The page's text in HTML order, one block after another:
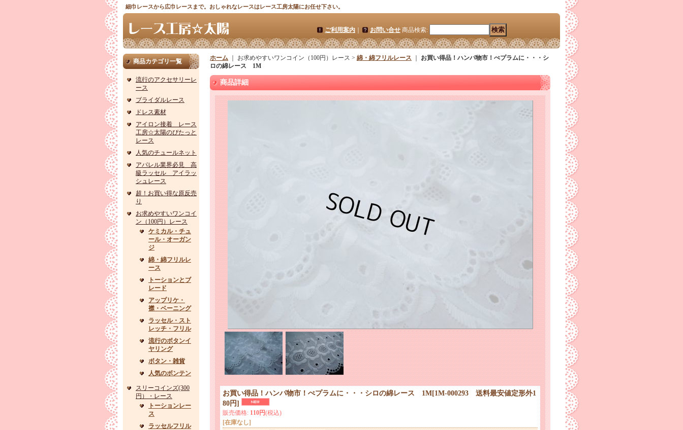
細巾レースから広巾レースまで。おしゃれなレースはレース工房太陽にお任せ下さい。
ご利用案内 お問い合せ 商品検索:
商品カテゴリ一覧
流行のアクセサリーレ
ース
ブライダルレース
ドレス素材
アイロン接着 レース
工房☆太陽のぴたっと
レース
人気のチュールネット
アパレル業界必見 高
級ラッセル アイラッ
シュレース
超！お買い得な原反売
り
お求めやすいワンコイ
ン（100円）レース
ケミカル・チュ
ール・オーガン
ジ
綿・綿フリルレ
ース
トーションとブ
レード
アップリケ・
襟・ベーニング
ラッセル・スト
レッチ・フリル
流行のボタンイ
ヤリング
ボタン・雑貨
人気のボンテン
スリーコインズ(300
円）・レース
トーションレー
ス
ラッセルフリル
ホーム ｜ お求めやすいワンコイン（100円）レース > 綿・綿フリルレース
お買い得品！ハンパ物市！ぺプラムに・・・シ
ロの綿レース 1M
商品詳細
お買い得品！ハンパ物市！ぺプラムに・・・シロの綿レース 1M[1M-000293 送料最安値定形外1
80円]
販売価格: 110円(税込)
[在庫なし]